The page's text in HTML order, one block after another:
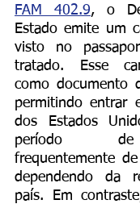
FAM 402.9, o
Estado emite um
visto no
tratado. Esse
como documento
permitindo entrar
dos Estados
período
frequentemente
dependendo da
país. Em